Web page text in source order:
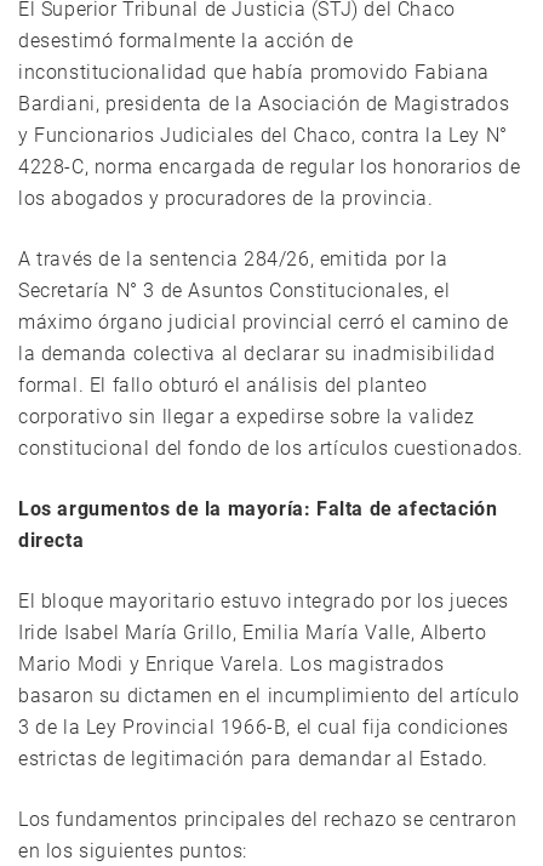
El Superior Tribunal de Justicia (STJ) del Chaco
desestimó formalmente la acción de
inconstitucionalidad que había promovido Fabiana
Bardiani, presidenta de la Asociación de Magistrados
y Funcionarios Judiciales del Chaco, contra la Ley N°
4228-C, norma encargada de regular los honorarios de
los abogados y procuradores de la provincia.
A través de la sentencia 284/26, emitida por la
Secretaría N° 3 de Asuntos Constitucionales, el
máximo órgano judicial provincial cerró el camino de
la demanda colectiva al declarar su inadmisibilidad
formal. El fallo obturó el análisis del planteo
corporativo sin llegar a expedirse sobre la validez
constitucional del fondo de los artículos cuestionados.
Los argumentos de la mayoría: Falta de afectación
directa
El bloque mayoritario estuvo integrado por los jueces
Iride Isabel María Grillo, Emilia María Valle, Alberto
Mario Modi y Enrique Varela. Los magistrados
basaron su dictamen en el incumplimiento del artículo
3 de la Ley Provincial 1966-B, el cual fija condiciones
estrictas de legitimación para demandar al Estado.
Los fundamentos principales del rechazo se centraron
en los siguientes puntos: